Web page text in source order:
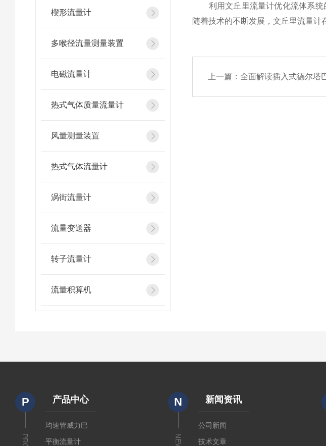
楔形流量计
多喉径流量测量装置
电磁流量计
热式气体质量流量计
风量测量装置
热式气体流量计
涡街流量计
流量变送器
转子流量计
流量积算机
利用文丘里流量计优化流体系统的
随着技术的不断发展，文丘里流量计
上一篇：全面解读插入式德尔塔巴流
P 产品中心
均速管威力巴
平衡流量计
N 新闻资讯
公司新闻
技术文章